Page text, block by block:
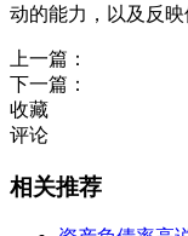
动的能力，以及反
上一篇：
下一篇：
收藏
评论
相关推荐